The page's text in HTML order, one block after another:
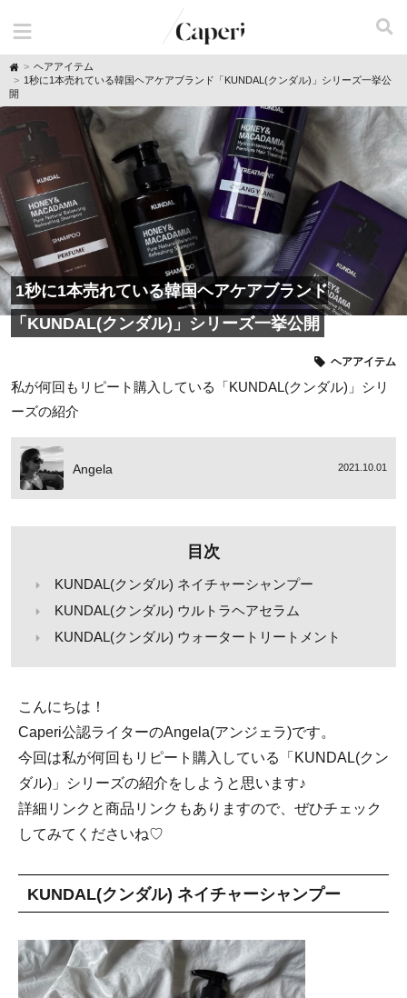
H
o
e
ヘアアイテム
1秒に1本売れている韓国ヘアケアブランド「KUNDAL(クンダル)」シリーズ一挙公
開
1秒に1本売れている韓国ヘアケアブランド
「KUNDAL(クンダル)」シリーズ一挙公開
ヘアアイテム
私が何回もリピート購入している「KUNDAL(クンダル)」シリ
ーズの紹介
Angela 2021.10.01
目次
KUNDAL(クンダル) ネイチャーシャンプー
KUNDAL(クンダル) ウルトラヘアセラム
KUNDAL(クンダル) ウォータートリートメント
こんにちは！
Caperi公認ライターのAngela(アンジェラ)です。
今回は私が何回もリピート購入している「KUNDAL(クン
ダル)」シリーズの紹介をしようと思います♪
詳細リンクと商品リンクもありますので、ぜひチェック
してみてくださいね♡
KUNDAL(クンダル) ネイチャーシャンプー